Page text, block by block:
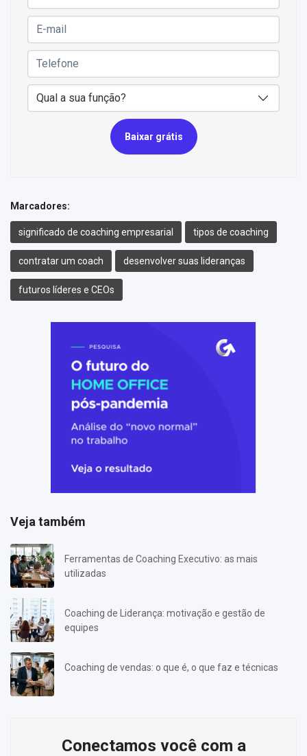
Baixar grátis
Marcadores:
significado de coaching empresarial tipos de coaching
contratar um coach desenvolver suas lideranças
futuros líderes e CEOs
Veja também
Ferramentas de Coaching Executivo: as mais
utilizadas
Coaching de Liderança: motivação e gestão de
equipes
Coaching de vendas: o que é, o que faz e técnicas
Conectamos você com a